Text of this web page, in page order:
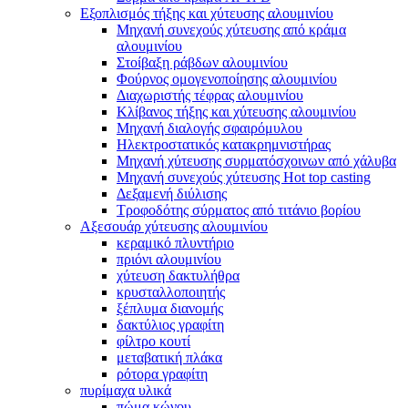
Εξοπλισμός τήξης και χύτευσης αλουμινίου
Μηχανή συνεχούς χύτευσης από κράμα
αλουμινίου
Στοίβαξη ράβδων αλουμινίου
Φούρνος ομογενοποίησης αλουμινίου
Διαχωριστής τέφρας αλουμινίου
Κλίβανος τήξης και χύτευσης αλουμινίου
Μηχανή διαλογής σφαιρόμυλου
Ηλεκτροστατικός κατακρημνιστήρας
Μηχανή χύτευσης συρματόσχοινων από χάλυβα
Μηχανή συνεχούς χύτευσης Hot top casting
Δεξαμενή διύλισης
Τροφοδότης σύρματος από τιτάνιο βορίου
Αξεσουάρ χύτευσης αλουμινίου
κεραμικό πλυντήριο
πριόνι αλουμινίου
χύτευση δακτυλήθρα
κρυσταλλοποιητής
ξέπλυμα διανομής
δακτύλιος γραφίτη
φίλτρο κουτί
μεταβατική πλάκα
ρότορα γραφίτη
πυρίμαχα υλικά